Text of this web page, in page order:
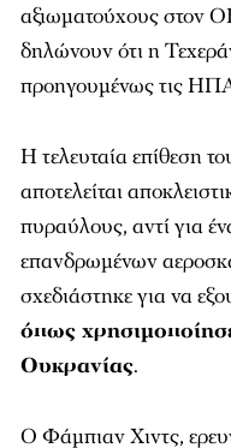
αξιωματούχους στον
δηλώνουν ότι η
προηγουμένως τις
Η τελευταία επίθεση
αποτελείται
πυραύλους, αντί για
επανδρωμένων
σχεδιάστηκε για να
όπως
Ουκρανίας.
Ο Φάμπιαν Χιντς,